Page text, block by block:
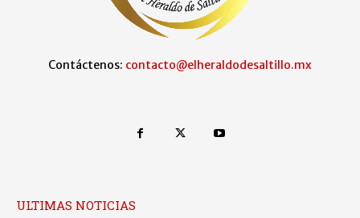
Contáctenos: contacto@elheraldodesaltillo.mx
ULTIMAS NOTICIAS